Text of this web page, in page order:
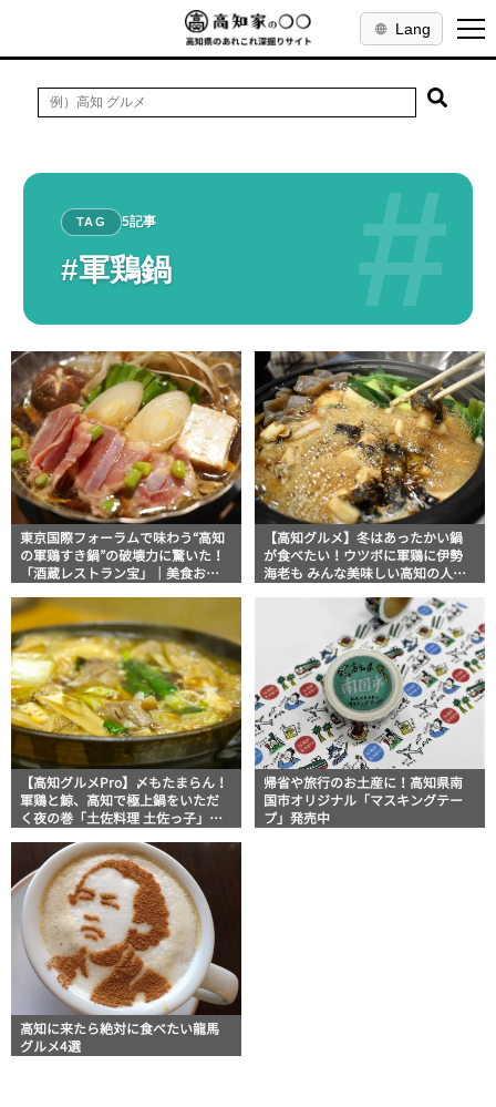
Lang
#
TAG 5記事
#軍鶏鍋
東京国際フォーラムで味わう“高知
の軍鶏すき鍋”の破壊力に驚いた！
「酒蔵レストラン宝」｜美食おじ
【高知家グルメPro】
【高知グルメ】冬はあったかい鍋
が食べたい！ウツボに軍鶏に伊勢
海老も みんな美味しい高知の人気
【高知グルメPro】〆もたまらん！
軍鶏と鯨、高知で極上鍋をいただ
く夜の巻「土佐料理 土佐っ子」食
満腹日記 その56
帰省や旅行のお土産に！高知県南
国市オリジナル「マスキングテー
プ」発売中
高知に来たら絶対に食べたい龍馬
グルメ4選